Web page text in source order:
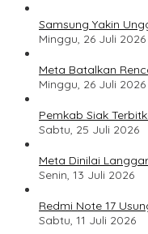
Samsung Yakin
Minggu, 26 Juli 2026
Meta Batalkan
Minggu, 26 Juli 2026
Pemkab Siak
Sabtu, 25 Juli 2026
Meta Dinilai
Senin, 13 Juli 2026
Redmi Note 17
Sabtu, 11 Juli 2026